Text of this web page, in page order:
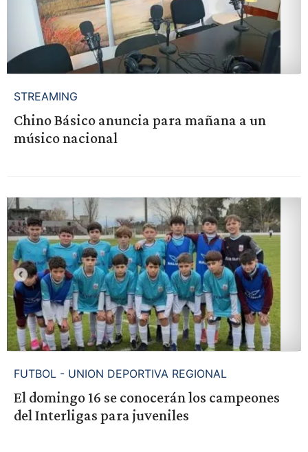
STREAMING
Chino Básico anuncia para mañana a un
músico nacional
FUTBOL - UNION DEPORTIVA REGIONAL
El domingo 16 se conocerán los campeones
del Interligas para juveniles